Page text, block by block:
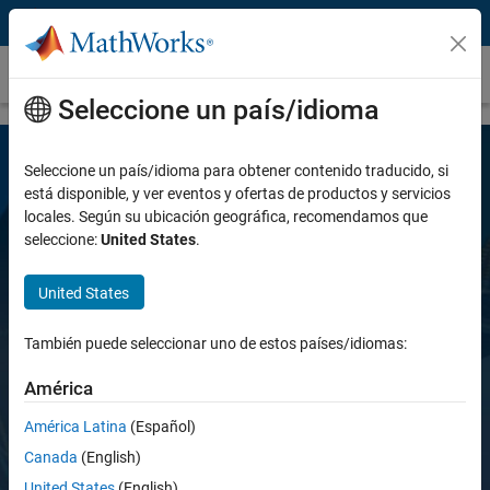
Saltar al contenido
Sensor Fusion and Tracking Toolbox
Sensor Fusion and Tracking Toolbox
Diseñe, simule y pruebe sistemas de
seguimiento y posicionamiento
multisensoriales
Seleccione un país/idioma
Seleccione un país/idioma para obtener contenido traducido, si
está disponible, y ver eventos y ofertas de productos y servicios
locales. Según su ubicación geográfica, recomendamos que
seleccione:United States.
United States
También puede seleccionar uno de estos países/idiomas:
América
América Latina (Español)
Canada (English)